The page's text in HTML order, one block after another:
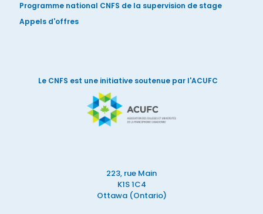
Programme national CNFS de la supervision de stage
Appels d'offres
223, rue Main
K1S 1C4
Ottawa (Ontario)
Le CNFS est une initiative soutenue par l'ACUFC